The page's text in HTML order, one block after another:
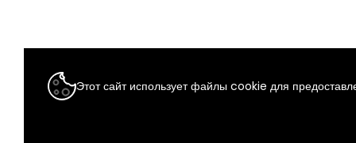
Этот сайт использует файлы cookie для